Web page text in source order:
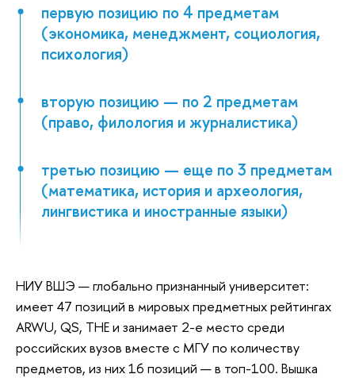
первую позицию по 4 предметам
(экономика, менеджмент, социология,
психология)
вторую позицию — по 2 предметам
(право, филология и журналистика)
третью позицию — еще по 3 предметам
(математика, история и археология,
лингвистика и иностранные языки)
НИУ ВШЭ — глобально признанный университет:
имеет 47 позиций в мировых предметных рейтингах
ARWU, QS, THE и занимает 2-е место среди
российских вузов вместе с МГУ по количеству
предметов, из них 16 позиций — в топ-100. Вышка